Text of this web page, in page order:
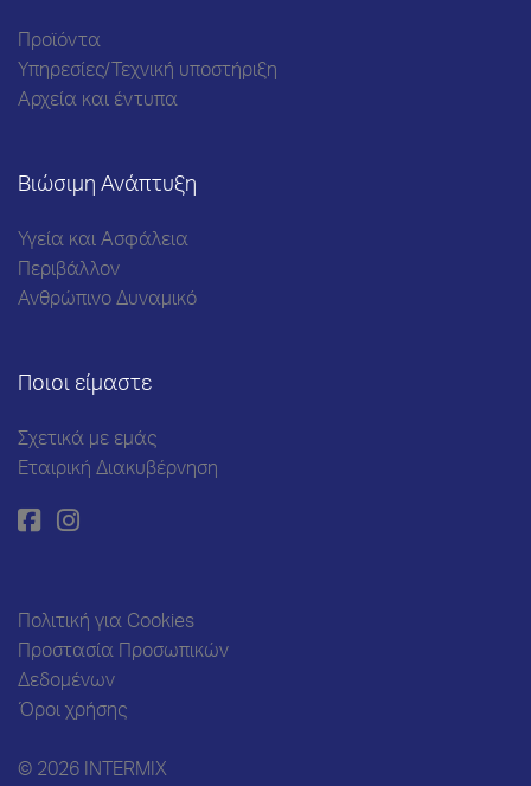
Προϊόντα
Υπηρεσίες/Τεχνική υποστήριξη
Αρχεία και έντυπα
Βιώσιμη Ανάπτυξη
Υγεία και Ασφάλεια
Περιβάλλον
Ανθρώπινο Δυναμικό
Ποιοι είμαστε
Σχετικά με εμάς
Εταιρική Διακυβέρνηση
Πολιτική για Cookies
Προστασία Προσωπικών
Δεδομένων
Όροι χρήσης
© 2026 INTERMIX